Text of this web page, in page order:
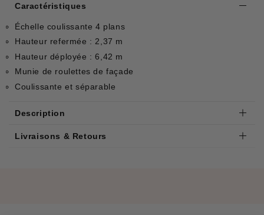
Caractéristiques
Échelle coulissante 4 plans
Hauteur refermée : 2,37 m
Hauteur déployée : 6,42 m
Munie de roulettes de façade
Coulissante et séparable
Description
Livraisons & Retours